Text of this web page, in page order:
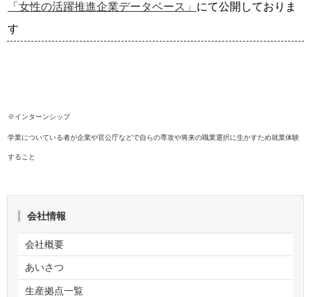
「女性の活躍推進企業データベース」 にて公開しておりま
す
※インターンシップ
学業についている者が企業や官公庁などで自らの専攻や将来の職業選択に生かすため就業体験
すること
会社情報
会社概要
あいさつ
生産拠点一覧